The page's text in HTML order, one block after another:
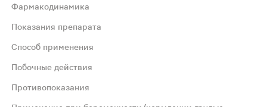
Для дезинфекции и дезодорирования: стоматит,
Фармакодинамика
Показания препарата
Способ применения
Побочные действия
Противопоказания